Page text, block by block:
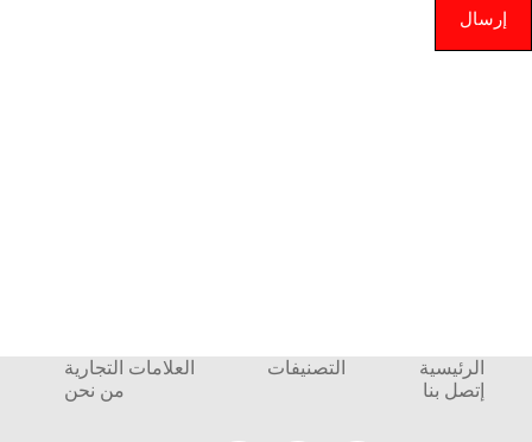
إرسال
الرئيسية التصنيفات
العلامات التجارية
إتصل بنا
من نحن